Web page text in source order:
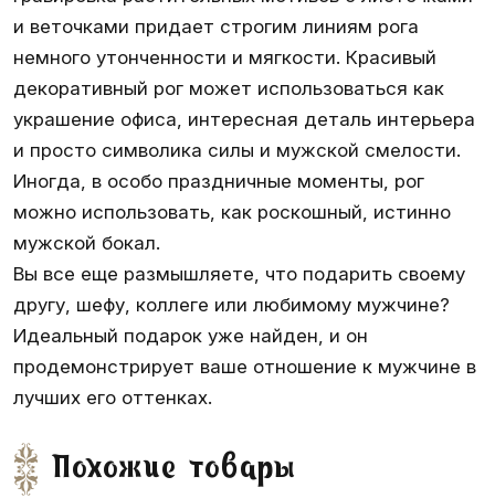
и веточками придает строгим линиям рога
немного утонченности и мягкости. Красивый
декоративный рог может использоваться как
украшение офиса, интересная деталь интерьера
и просто символика силы и мужской смелости.
Иногда, в особо праздничные моменты, рог
можно использовать, как роскошный, истинно
мужской бокал.
Вы все еще размышляете, что подарить своему
другу, шефу, коллеге или любимому мужчине?
Идеальный подарок уже найден, и он
продемонстрирует ваше отношение к мужчине в
лучших его оттенках.
Похожие товары